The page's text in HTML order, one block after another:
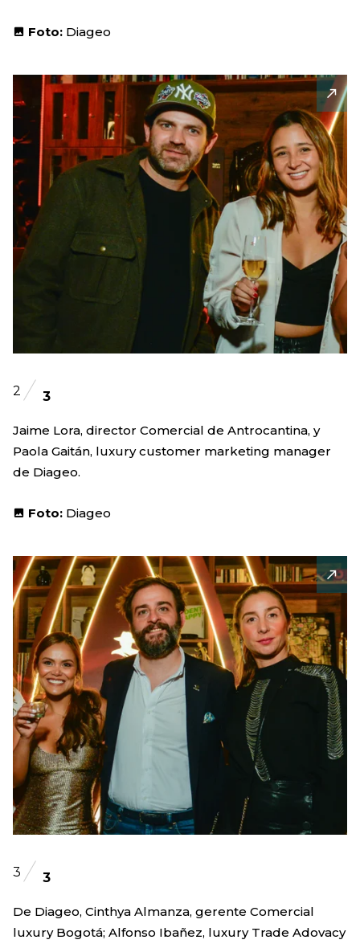
Foto: Diageo
2 3
Jaime Lora, director Comercial de Antrocantina, y
Paola Gaitán, luxury customer marketing manager
de Diageo.
Foto: Diageo
3 3
De Diageo, Cinthya Almanza, gerente Comercial
luxury Bogotá; Alfonso Ibañez, luxury Trade Adovacy